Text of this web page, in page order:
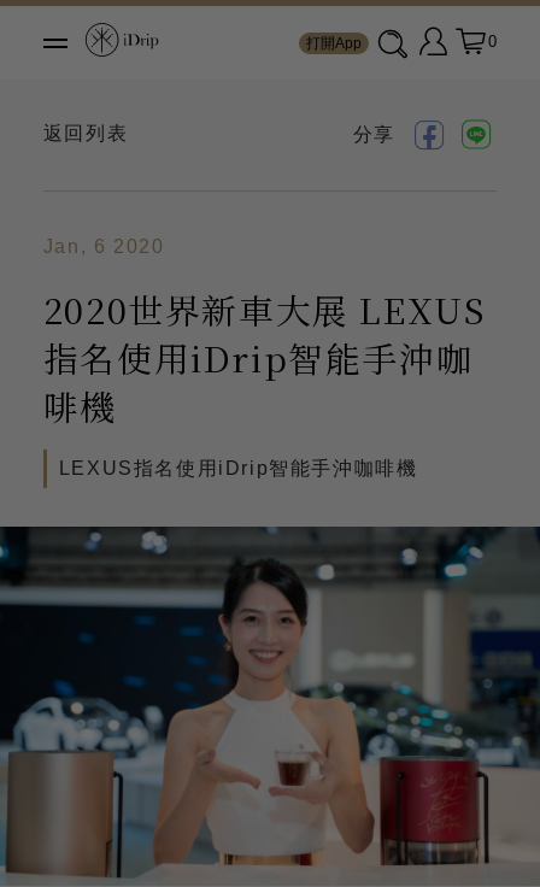
打開App 0
返回列表 分享
Jan, 6 2020
2020世界新車大展 LEXUS
指名使用iDrip智能手沖咖
啡機
LEXUS指名使用iDrip智能手沖咖啡機